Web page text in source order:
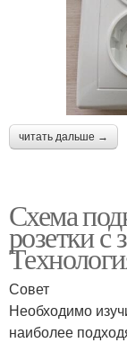
читать дальше →
Схема
розетки с
Совет
Необходимо
наиболее